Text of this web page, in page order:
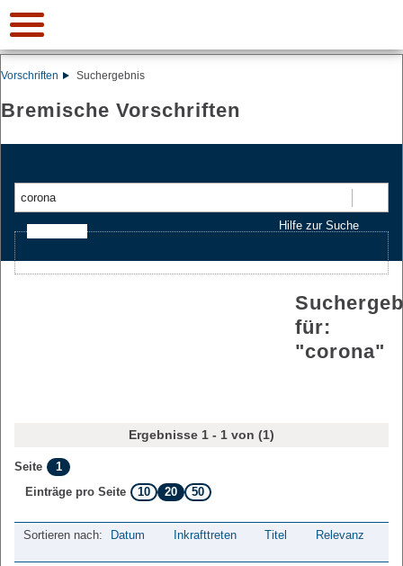
Vorschriften Suchergebnis
Bremische Vorschriften
Hilfe zur Suche
für:
"corona"
Ergebnisse 1 - 1 von (1)
Seite
1
Einträge pro Seite
10 20 50
Sortieren nach: Datum Inkrafttreten Titel Relevanz